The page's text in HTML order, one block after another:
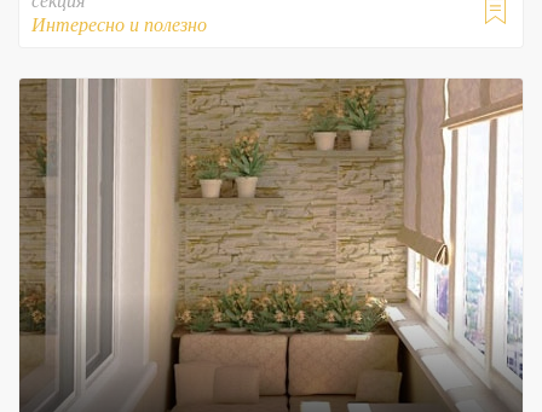

Интересно и полезно